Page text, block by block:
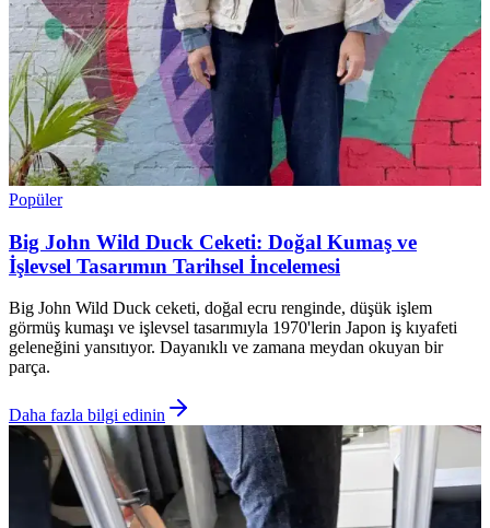
Popüler
Big John Wild Duck Ceketi: Doğal Kumaş ve
İşlevsel Tasarımın Tarihsel İncelemesi
Big John Wild Duck ceketi, doğal ecru renginde, düşük işlem
görmüş kumaşı ve işlevsel tasarımıyla 1970'lerin Japon iş kıyafeti
geleneğini yansıtıyor. Dayanıklı ve zamana meydan okuyan bir
parça.
Daha fazla bilgi edinin